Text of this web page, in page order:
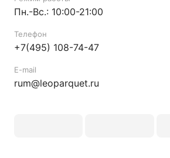
Пн.-Вс.: 10:00-21:00
Телефон
+7(495) 108-74-47
E-mail
rum@leoparquet.ru